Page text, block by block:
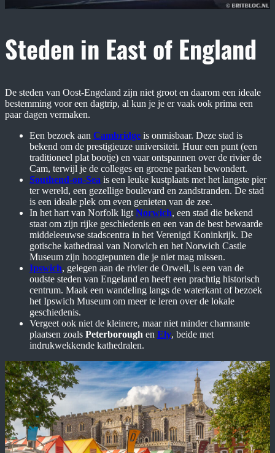
Steden in East of England
De steden van Oost-Engeland zijn niet groot en daarom een ideale
bestemming voor een dagtrip, al kun je je er vaak ook prima een
paar dagen vermaken.
Een bezoek aan Cambridge is onmisbaar. Deze stad is
bekend om de prestigieuze universiteit. Huur een punt (een
traditioneel plat bootje) en vaar ontspannen over de rivier de
Cam, terwijl je de colleges en groene parken bewondert.
Southend-on-Sea is een leuke kustplaats met het langste pier
ter wereld, een gezellige boulevard en zandstranden. De stad
is een ideale plek om even genieten van de zee.
In het hart van Norfolk ligt Norwich, een stad die bekend
staat om zijn rijke geschiedenis en een van de best bewaarde
middeleeuwse stadscentra in het Verenigd Koninkrijk. De
gotische kathedraal van Norwich en het Norwich Castle
Museum zijn hoogtepunten die je niet mag missen.
Ipswich, gelegen aan de rivier de Orwell, is een van de
oudste steden van Engeland en heeft een prachtig historisch
centrum. Maak een wandeling langs de waterkant of bezoek
het Ipswich Museum om meer te leren over de lokale
geschiedenis.
Vergeet ook niet de kleinere, maar niet minder charmante
plaatsen zoals Peterborough en Ely, beide met
indrukwekkende kathedralen.